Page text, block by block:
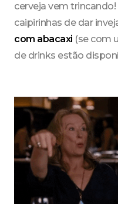
cerveja vem
caipirinhas de dar
com abacaxi (se com
de drinks estão